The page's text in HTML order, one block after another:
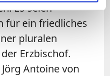
Es seien
für ein friedliches
pluralen
Erzbischof.
Antoine von